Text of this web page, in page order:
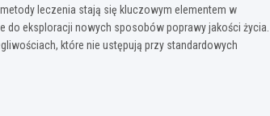
leczenia stają się kluczowym elementem w
do eksploracji nowych sposobów poprawy jakości życia.
które nie ustępują przy standardowych